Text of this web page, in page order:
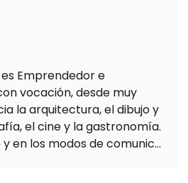
Emprendedor e
vocación, desde muy
la arquitectura, el dibujo y
el cine y la gastronomía.
en los modos de comunicar